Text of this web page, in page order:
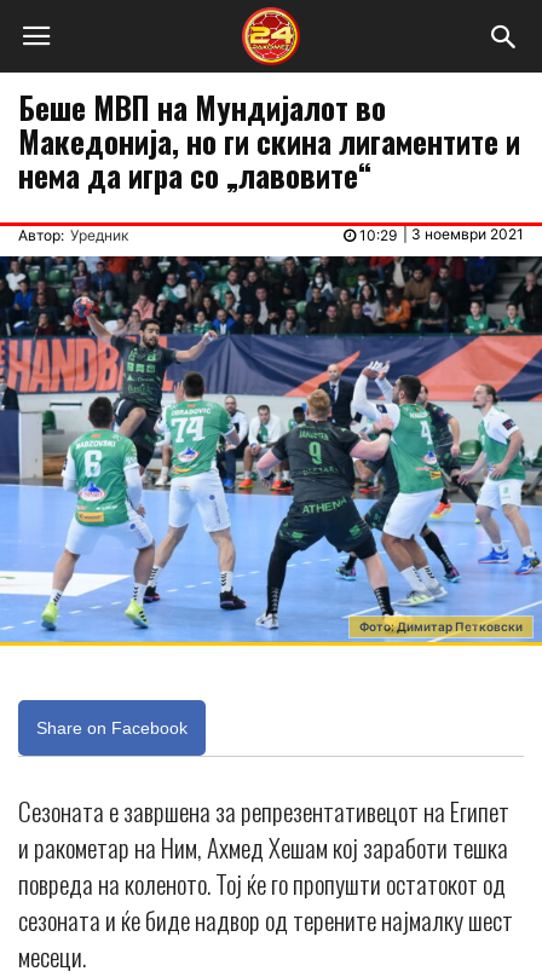
Беше МВП на Мундијалот во
Македонија, но ги скина лигаментите и
нема да игра со „лавовите“
Автор: Уредник 3 ноември 2021
10:29
Фото: Димитар Петковски
Share on Facebook
Сезоната е завршена за репрезентативецот на Египет
и ракометар на Ним, Ахмед Хешам кој заработи тешка
повреда на коленото. Тој ќе го пропушти остатокот од
сезоната и ќе биде надвор од терените најмалку шест
месеци.